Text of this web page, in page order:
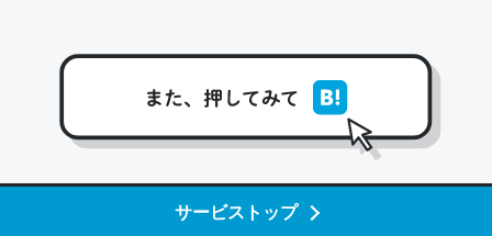
サービストップ
ットペッパーグルメ
スペインにもアリオリソースがあり、それも美味しいんだ
けど、読み方が違うだけで同じものを指すのか、また違う